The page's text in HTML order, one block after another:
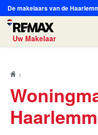
De makelaars van de
Uw Makelaar
Ons team
Onze expertises